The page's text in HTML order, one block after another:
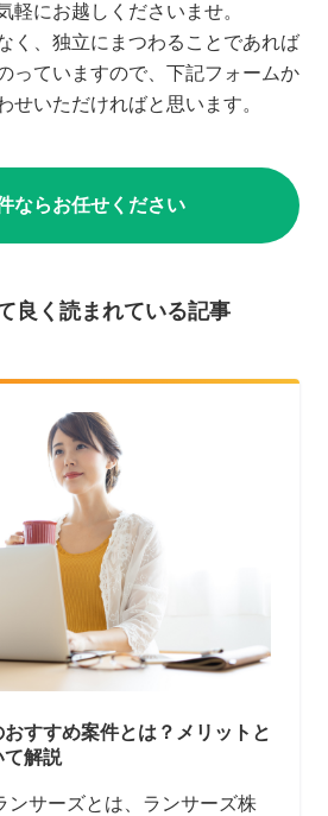
軽にお越しくださいませ。
く、独立にまつわることであれば
っていますので、下記フォームか
せいただければと思います。
ならお任せください
良く読まれている記事
すすめ案件とは？メリットと
て解説